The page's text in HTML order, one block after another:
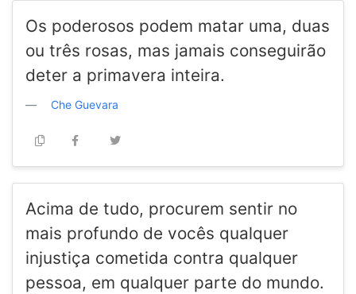
Os poderosos podem matar uma, duas
ou três rosas, mas jamais conseguirão
deter a primavera inteira.
Che Guevara
Acima de tudo, procurem sentir no
mais profundo de vocês qualquer
injustiça cometida contra qualquer
pessoa, em qualquer parte do mundo.